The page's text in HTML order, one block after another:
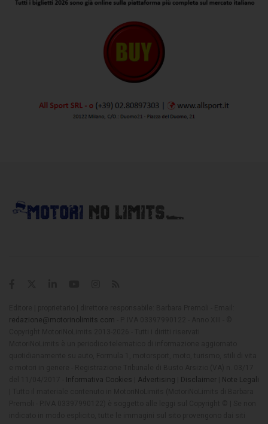
redazione@motorinolimits.com
Informativa Cookies Advertising Disclaimer
Note Legali